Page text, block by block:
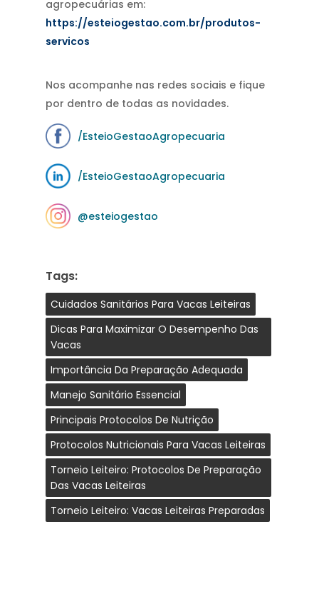
agropecuárias em:
https://esteiogestao.com.br/produtos-
servicos
Nos acompanhe nas redes sociais e fique
por dentro de todas as novidades.
/EsteioGestaoAgropecuaria
/EsteioGestaoAgropecuaria
@esteiogestao
Tags:
Cuidados Sanitários Para Vacas Leiteiras
Dicas Para Maximizar O Desempenho Das
Vacas
Importância Da Preparação Adequada
Manejo Sanitário Essencial
Principais Protocolos De Nutrição
Protocolos Nutricionais Para Vacas Leiteiras
Torneio Leiteiro: Protocolos De Preparação
Das Vacas Leiteiras
Torneio Leiteiro: Vacas Leiteiras Preparadas